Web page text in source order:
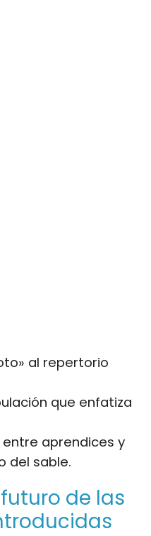
al repertorio
que enfatiza
aprendices y
del sable.
de las